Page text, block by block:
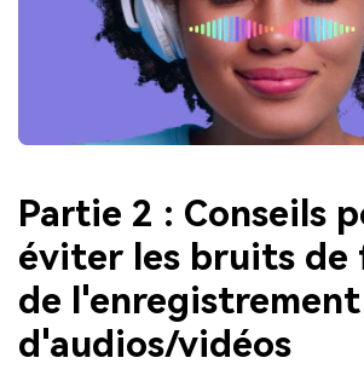
Partie 2 : Conseils
éviter les bruits de
de l'enregistrement
d'audios/vidéos